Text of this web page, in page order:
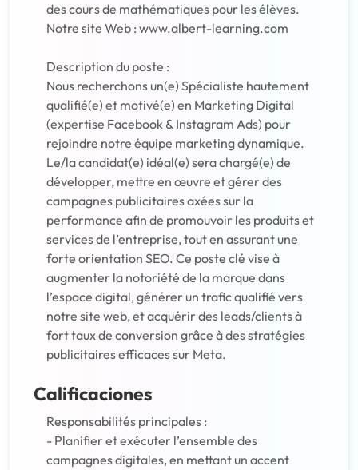
des cours de mathématiques pour les élèves.
Notre site Web : www.albert-learning.com
Description du poste :
Nous recherchons un(e) Spécialiste hautement
qualifié(e) et motivé(e) en Marketing Digital
(expertise Facebook & Instagram Ads) pour
rejoindre notre équipe marketing dynamique.
Le/la candidat(e) idéal(e) sera chargé(e) de
développer, mettre en œuvre et gérer des
campagnes publicitaires axées sur la
performance afin de promouvoir les produits et
services de l’entreprise, tout en assurant une
forte orientation SEO. Ce poste clé vise à
augmenter la notoriété de la marque dans
l’espace digital, générer un trafic qualifié vers
notre site web, et acquérir des leads/clients à
fort taux de conversion grâce à des stratégies
publicitaires efficaces sur Meta.
Calificaciones
Responsabilités principales :
- Planifier et exécuter l’ensemble des
campagnes digitales, en mettant un accent